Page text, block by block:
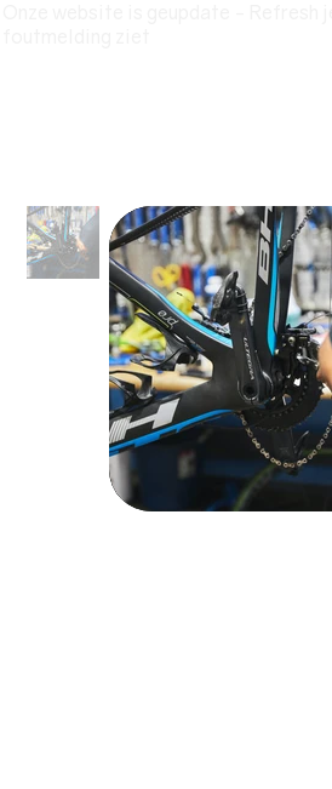
Onze website is geupdate - Refresh